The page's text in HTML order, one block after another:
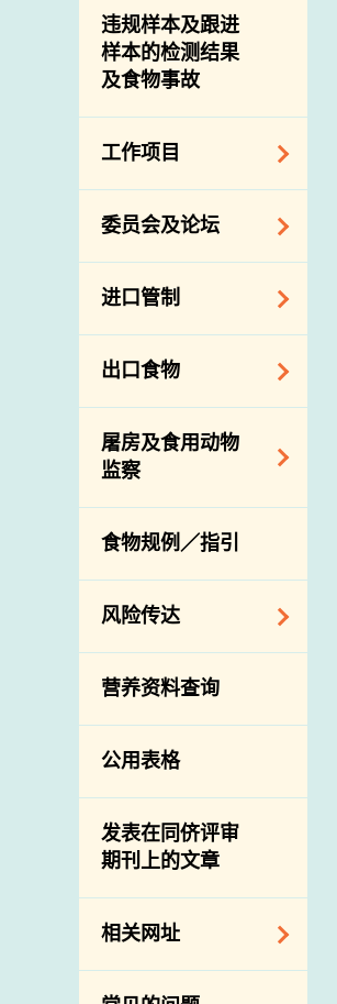
介绍短片
违规样本及跟进
样本的检测结果
及食物事故
工作项目
降低膳食中的钠和
糖
食物安全重点控制
系统
基因改造食物
资料
食物安全之风险评
估
食物事故应变及管
理
食物消费量调查
总膳食研究
有机食物
高风险食物
抗菌素耐药性
委员会及论坛
食物安全专家委员
会
消费者联系小组
进口管制
食物进口商和食物
分销商登记制度
络内地有关当局
进口食物管制
口检验
出口食物
出口验证
出口食物往内地
出口商及业界的消
息
屠房及食用动物
监察
规管农业化学物及
兽医药物在食用动
物上的使用
屠房及疾病监测
宰前检验
宰后检验
结果
屠房及肉类检验
食物规例／指引
风险传达
主题项目
项目及活动
资讯平台
下载
公开比赛
营养资料查询
公用表格
发表在同侪评审
期刊上的文章
相关网址
相关政府部门／机